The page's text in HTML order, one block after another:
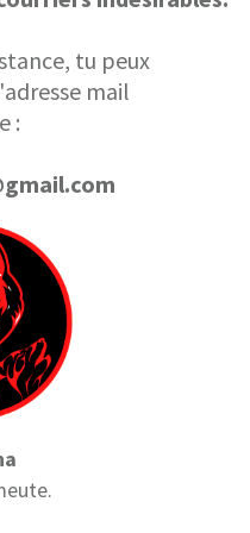
tu peux
mail
: